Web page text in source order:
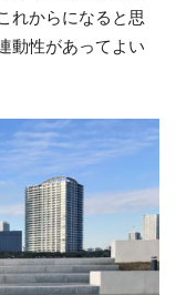
れからになると思
動性があってよい